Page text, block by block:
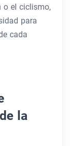
o el ciclismo,
para
cada
la